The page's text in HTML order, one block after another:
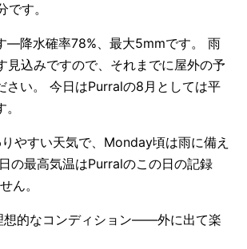
です。
—降水確率78%、最大5mmです。 雨
見込みですので、それまでに屋外の予
さい。 今日はPurralの8月としては平
やすい天気で、Monday頃は雨に備え
の最高気温はPurralのこの日の記録
ん。
想的なコンディション——外に出て楽